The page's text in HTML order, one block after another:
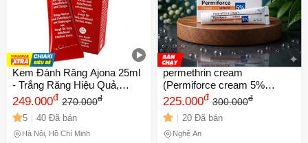
Kem Đánh Răng Ajona 25ml
- Trắng Răng Hiệu Quả,
Ngăn Hôi Miệng, Cao Răng -
Sản Phẩm Chính Hãng Từ
Đức
249.000đ 270.000đ
5 40 Đã bán
Hà Nội, Hồ Chí Minh
permethrin cream
(Permiforce cream 5%
(Permethrin) – Trị ghẻ, nhiễm
ký sinh trùng, chấy, rận, bọ
chét cắn
225.000đ 300.000đ
20 Đã bán
Nghệ An